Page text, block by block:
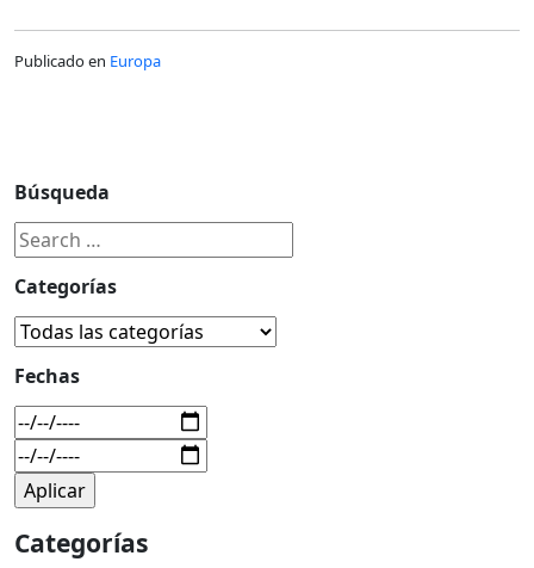
Publicado en Europa
Búsqueda
Categorías
Fechas
Categorías